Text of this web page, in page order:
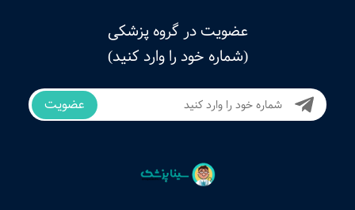
عضویت در گروه پزشکی
(شماره خود را وارد کنید)
عضویت